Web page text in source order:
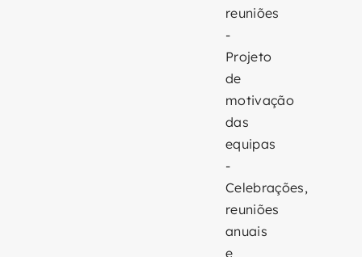
reuniões
-
Projeto
de
motivação
das
equipas
-
Celebrações,
reuniões
anuais
e